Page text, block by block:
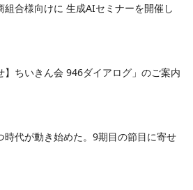
組合様向けに 生成AIセミナーを開催し
】ちいきん会 946ダイアログ」のご案内
時代が動き始めた。9期目の節目に寄せ